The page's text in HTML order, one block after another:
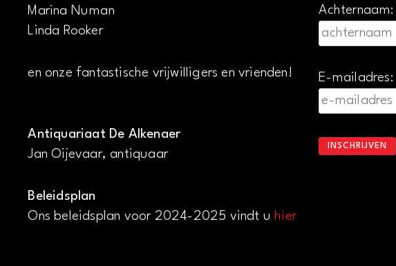
Marina Numan
Linda Rooker
en onze fantastische vrijwilligers en vrienden!
Antiquariaat De Alkenaer
Jan Oijevaar, antiquaar
Beleidsplan
Ons beleidsplan voor 2024-2025 vindt u hier
Achternaam:
E-mailadres: